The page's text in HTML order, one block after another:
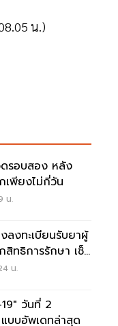
น.)
ดรอบสอง หลัง
เพียงไม่กี่วัน
น.
ลงทะเบียนรับยาผู้
ทธิการรักษา เช็ค
น.
วันที่ 2
บบอัพเดทล่าสุด